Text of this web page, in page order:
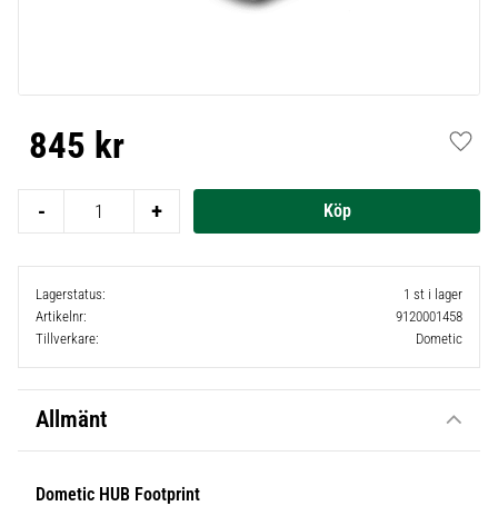
845 kr
+
-
Lagerstatus
1 st i lager
Artikelnr
9120001458
Tillverkare
Dometic
Allmänt
Dometic HUB Footprint